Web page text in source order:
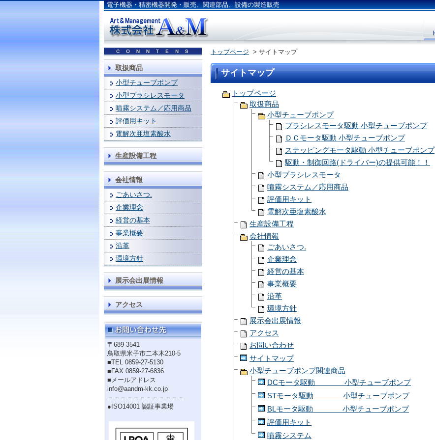
電子機器・精密機器開発・販売、関連部品、設備の製造販売
取扱商品
小型チューブポンプ
小型ブラシレスモータ
噴霧システム／応用商品
評価用キット
電解次亜塩素酸水
生産設備工程
会社情報
ごあいさつ.
企業理念
経営の基本
事業概要
沿革
環境方針
展示会出展情報
アクセス
〒689-3541
鳥取県米子市二本木210-5
■TEL 0859-27-5130
■FAX 0859-27-6836
■メールアドレス
info@aandm-kk.co.jp
－－－－－－－－－－－－
●ISO14001 認証事業場
トップページ > サイトマップ
サイトマップ
トップページ
取扱商品
小型チューブポンプ
ブラシレスモータ駆動 小型チューブポンプ
ＤＣモータ駆動 小型チューブポンプ
ステッピングモータ駆動 小型チューブポンプ
駆動・制御回路(ドライバー)の提供可能！！
小型ブラシレスモータ
噴霧システム／応用商品
評価用キット
電解次亜塩素酸水
生産設備工程
会社情報
ごあいさつ.
企業理念
経営の基本
事業概要
沿革
環境方針
展示会出展情報
アクセス
お問い合わせ
サイトマップ
小型チューブポンプ関連商品
DCモータ駆動 小型チューブポンプ
STモータ駆動 小型チューブポンプ
BLモータ駆動 小型チューブポンプ
評価用キット
噴霧システム